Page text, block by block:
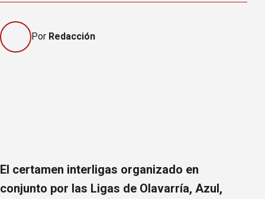
Por Redacción
El certamen interligas organizado en
conjunto por las Ligas de Olavarría, Azul,